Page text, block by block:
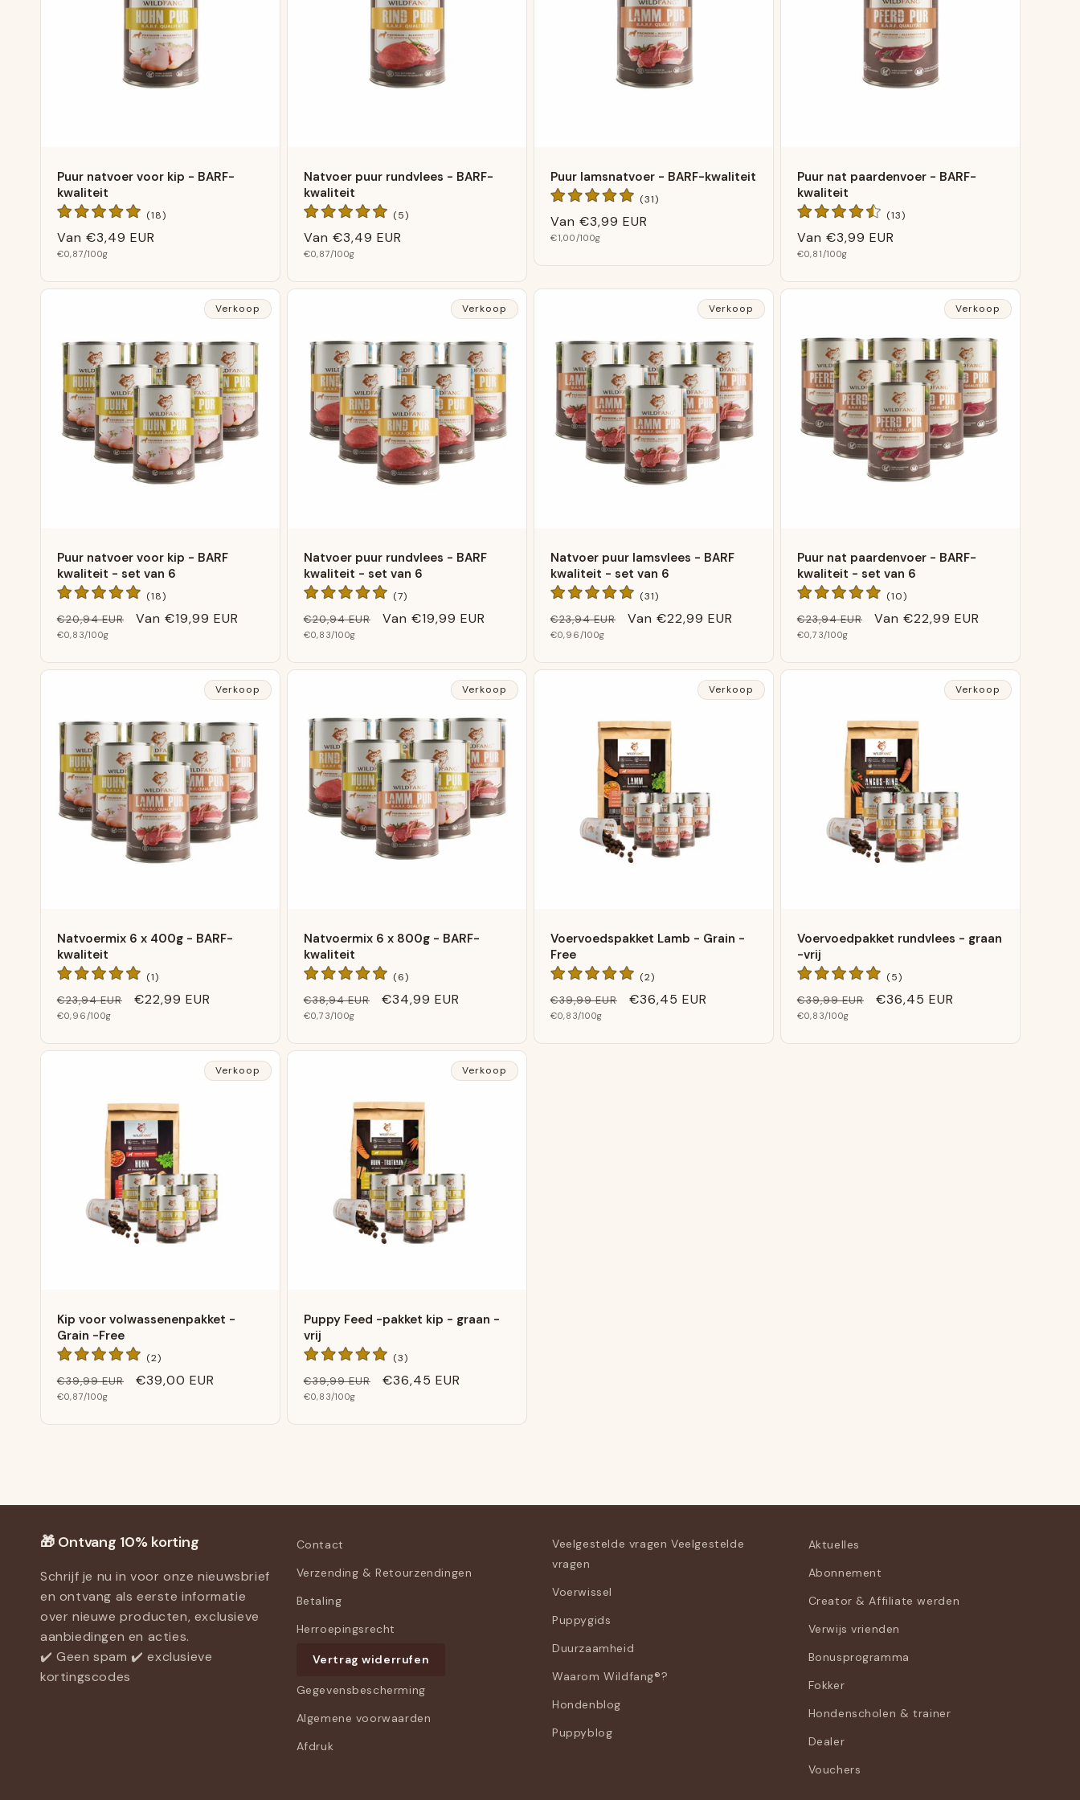
Puur natvoer voor kip - BARF-
kwaliteit
(18)18
Normale
prijs
Van €3,49 EUR
Basis
€0,87/100g
Natvoer puur rundvlees - BARF-
kwaliteit
(5)5
Normale
prijs
Van €3,49 EUR
Basis
€0,87/100g
Puur lamsnatvoer - BARF-kwaliteit
(31)31
Normale
prijs
Van €3,99 EUR
Basis
€1,00/100g
Puur nat paardenvoer - BARF-
kwaliteit
(13)13
Normale
prijs
Van €3,99 EUR
Basis
€0,81/100g
Verkoop
Puur natvoer voor kip - BARF
kwaliteit - set van 6
(18)18
beoordelingen
Normale
prijs
€20,94 EUR Verkoopprijs
Van €19,99 EUR
Basis
€0,83/100g
Verkoop
Natvoer puur rundvlees - BARF
kwaliteit - set van 6
(7)7
beoordelingen
Normale
prijs
€20,94 EUR Verkoopprijs
Van €19,99 EUR
Basis
€0,83/100g
Verkoop
Natvoer puur lamsvlees - BARF
kwaliteit - set van 6
(31)31
beoordelingen
Normale
prijs
€23,94 EUR Verkoopprijs
Van €22,99 EUR
Basis
€0,96/100g
Verkoop
Puur nat paardenvoer - BARF-
kwaliteit - set van 6
(10)10
beoordelingen
Normale
prijs
€23,94 EUR Verkoopprijs
Van €22,99 EUR
Basis
€0,73/100g
Verkoop
Natvoermix 6 x 400g - BARF-
kwaliteit
(1)1
beoordelingen
Normale
prijs
€23,94 EUR Verkoopprijs
€22,99 EUR
Basis
€0,96/100g
Verkoop
Natvoermix 6 x 800g - BARF-
kwaliteit
(6)6
beoordelingen
Normale
prijs
€38,94 EUR Verkoopprijs
€34,99 EUR
Basis
€0,73/100g
Verkoop
Voervoedspakket Lamb - Grain -
Free
(2)2
beoordelingen
Normale
prijs
€39,99 EUR Verkoopprijs
€36,45 EUR
Basis
€0,83/100g
Verkoop
Voervoedpakket rundvlees - graan
-vrij
(5)5
beoordelingen
Normale
prijs
€39,99 EUR Verkoopprijs
€36,45 EUR
Basis
€0,83/100g
Verkoop
Kip voor volwassenenpakket -
Grain -Free
(2)2
beoordelingen
Normale
prijs
€39,99 EUR Verkoopprijs
€39,00 EUR
Basis
€0,87/100g
Verkoop
Puppy Feed -pakket kip - graan -
vrij
(3)3
beoordelingen
Normale
prijs
€39,99 EUR Verkoopprijs
€36,45 EUR
Basis
€0,83/100g
🎁 Ontvang 10% korting
Schrijf je nu in voor onze nieuwsbrief
en ontvang als eerste informatie
over nieuwe producten, exclusieve
aanbiedingen en acties.
✔️ Geen spam ✔️ exclusieve
kortingscodes
Contact
Verzending & Retourzendingen
Betaling
Herroepingsrecht
Vertrag widerrufen
Gegevensbescherming
Algemene voorwaarden
Afdruk
Veelgestelde vragen Veelgestelde
vragen
Voerwissel
Puppygids
Duurzaamheid
Waarom Wildfang®?
Hondenblog
Puppyblog
Aktuelles
Abonnement
Creator & Affiliate werden
Verwijs vrienden
Bonusprogramma
Fokker
Hondenscholen & trainer
Dealer
Vouchers